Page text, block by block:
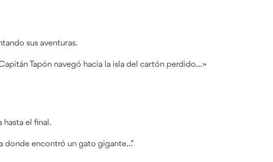
sus aventuras.
Tapón navegó hacia la isla del cartón perdido…»
el final.
donde encontró un gato gigante…”